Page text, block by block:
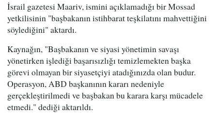
İsrail gazetesi Maariv, ismini açıklamadığı bir Mossad
yetkilisinin "başbakanın istihbarat teşkilatını mahvettiğini
söylediğini" aktardı.
Kaynağın, "Başbakanın ve siyasi yönetimin savaşı
yönetirken işlediği başarısızlığı temizlemekten başka
görevi olmayan bir siyasetçiyi atadığınızda olan budur.
Operasyon, ABD başkanının kararı nedeniyle
gerçekleştirilmedi ve başbakan bu karara karşı mücadele
etmedi." dediği aktarıldı.